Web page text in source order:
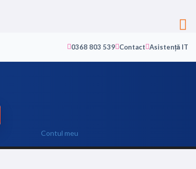
0368 803 539 Contact Asistență IT
Contul meu